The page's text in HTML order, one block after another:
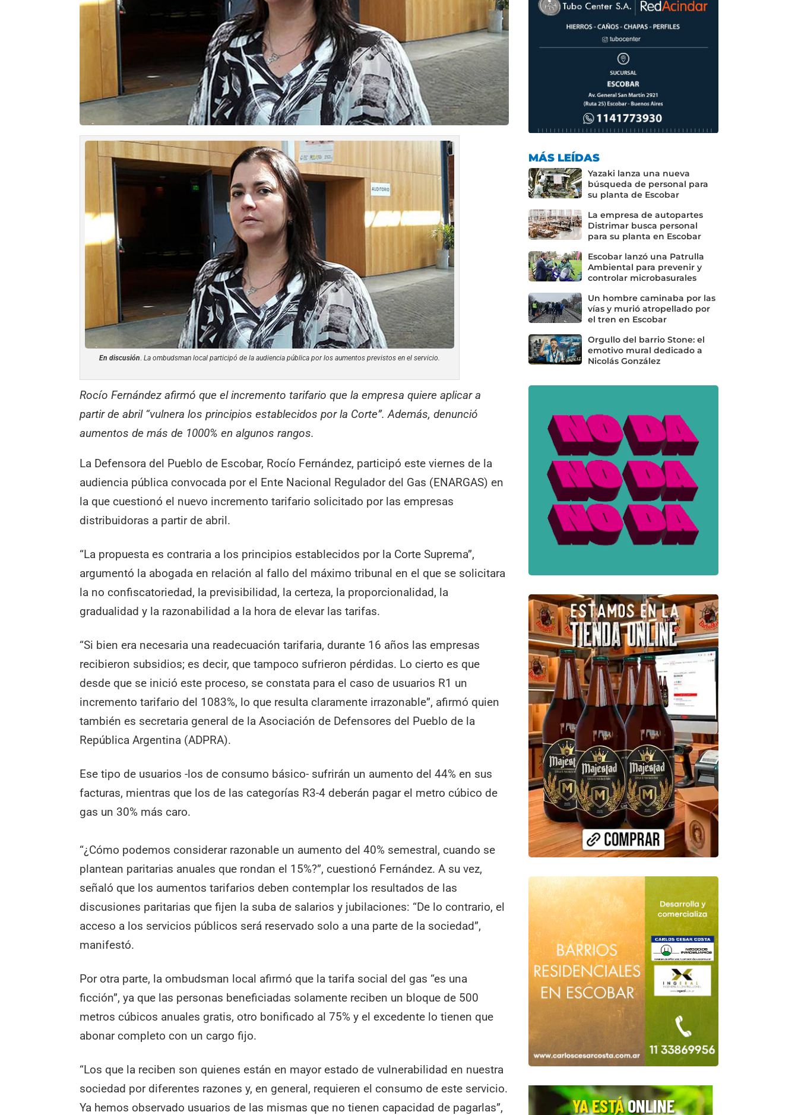
En discusión.La ombudsman local participó de la audiencia pública por los aumentos previstos en el servicio.
Rocío Fernández afirmó que el incremento tarifario que la empresa quiere aplicar a
partir de abril “vulnera los principios establecidos por la Corte”. Además, denunció
aumentos de más de 1000% en algunos rangos.
La Defensora del Pueblo de Escobar, Rocío Fernández, participó este viernes de la
audiencia pública convocada por el Ente Nacional Regulador del Gas (ENARGAS) en
la que cuestionó el nuevo incremento tarifario solicitado por las empresas
distribuidoras a partir de abril.
“La propuesta es contraria a los principios establecidos por la Corte Suprema”,
argumentó la abogada en relación al fallo del máximo tribunal en el que se solicitara
la no confiscatoriedad, la previsibilidad, la certeza, la proporcionalidad, la
gradualidad y la razonabilidad a la hora de elevar las tarifas.
“Si bien era necesaria una readecuación tarifaria, durante 16 años las empresas
recibieron subsidios; es decir, que tampoco sufrieron pérdidas. Lo cierto es que
desde que se inició este proceso, se constata para el caso de usuarios R1 un
incremento tarifario del 1083%, lo que resulta claramente irrazonable”, afirmó quien
también es secretaria general de la Asociación de Defensores del Pueblo de la
República Argentina (ADPRA).
Ese tipo de usuarios -los de consumo básico- sufrirán un aumento del 44% en sus
facturas, mientras que los de las categorías R3-4 deberán pagar el metro cúbico de
gas un 30% más caro.
“¿Cómo podemos considerar razonable un aumento del 40% semestral, cuando se
plantean paritarias anuales que rondan el 15%?”, cuestionó Fernández. A su vez,
señaló que los aumentos tarifarios deben contemplar los resultados de las
discusiones paritarias que fijen la suba de salarios y jubilaciones: “De lo contrario, el
acceso a los servicios públicos será reservado solo a una parte de la sociedad”,
manifestó.
Por otra parte, la ombudsman local afirmó que la tarifa social del gas “es una
ficción”, ya que las personas beneficiadas solamente reciben un bloque de 500
metros cúbicos anuales gratis, otro bonificado al 75% y el excedente lo tienen que
abonar completo con un cargo fijo.
“Los que la reciben son quienes están en mayor estado de vulnerabilidad en nuestra
sociedad por diferentes razones y, en general, requieren el consumo de este servicio.
Ya hemos observado usuarios de las mismas que no tienen capacidad de pagarlas”,
MÁS LEÍDAS
Yazaki lanza una nueva
búsqueda de personal para
su planta de Escobar
La empresa de autopartes
Distrimar busca personal
para su planta en Escobar
Escobar lanzó una Patrulla
Ambiental para prevenir y
controlar microbasurales
Un hombre caminaba por las
vías y murió atropellado por
el tren en Escobar
Orgullo del barrio Stone: el
emotivo mural dedicado a
Nicolás González